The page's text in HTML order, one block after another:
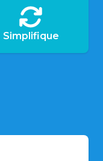
Simplifique